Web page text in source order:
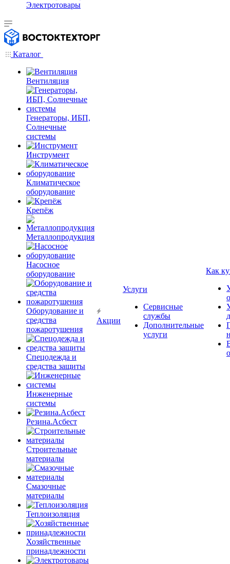
Электротовары
Каталог
Вентиляция
Генераторы, ИБП,
Солнечные
системы
Инструмент
Климатическое
оборудование
Крепёж
Металлопродукция
Насосное
оборудование
Оборудование и
средства
пожаротушения
Спецодежда и
средства защиты
Инженерные
системы
Резина.Асбест
Строительные
материалы
Смазочные
материалы
Теплоизоляция
Хозяйственные
принадлежности
Акции
Услуги
Сервисные
службы
Дополнительные
услуги
Как